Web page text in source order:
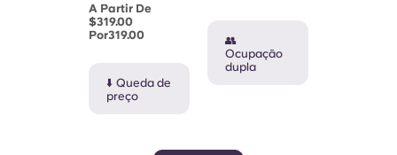
A Partir De
$319.00
Por319.00
⬇️ Queda de
preço
👥
Ocupação
dupla